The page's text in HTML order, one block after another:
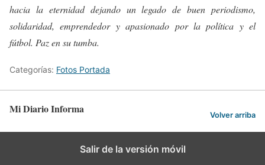
hacia la eternidad dejando un legado de buen periodismo,
solidaridad, emprendedor y apasionado por la política y el
fútbol. Paz en su tumba.
Categorías: Fotos Portada
Mi Diario Informa Volver arriba
Salir de la versión móvil